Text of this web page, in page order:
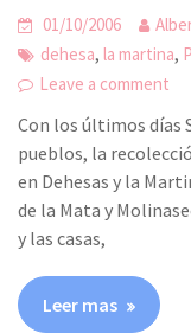
01/10/2006
dehesa, la martina,
Leave a comment
Con los últimos días
pueblos, la
en Dehesas y la
de la Mata y
y las casas,
Leer mas